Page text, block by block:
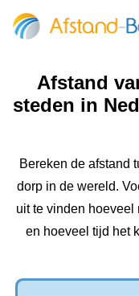
Afstand
steden in
Bereken de afstand
dorp in de wereld.
uit te vinden
en hoeveel tijd het